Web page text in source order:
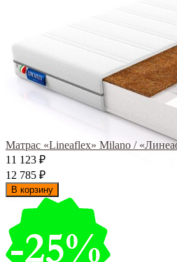
Матрас «Lineaflex» Milano /
11 123 ₽
12 785 ₽
В корзину